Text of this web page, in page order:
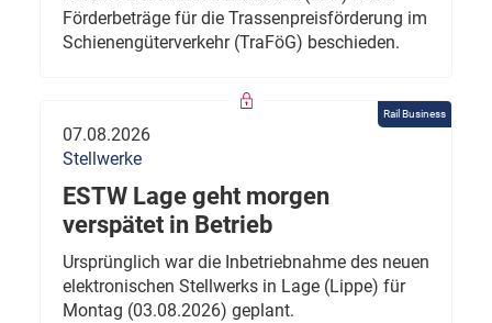
Förderbeträge für die Trassenpreisförderung im
Schienengüterverkehr (TraFöG) beschieden.
Rail Business
07.08.2026
Stellwerke
ESTW Lage geht morgen
verspätet in Betrieb
Ursprünglich war die Inbetriebnahme des neuen
elektronischen Stellwerks in Lage (Lippe) für
Montag (03.08.2026) geplant.